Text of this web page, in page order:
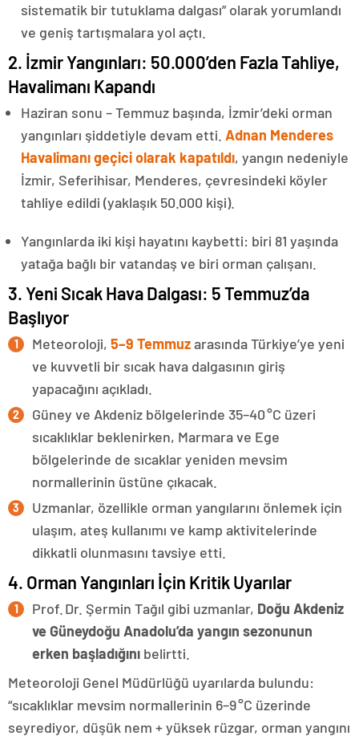
sistematik bir tutuklama dalgası” olarak yorumlandı
ve geniş tartışmalara yol açtı.
2. İzmir Yangınları: 50.000’den Fazla Tahliye,
Havalimanı Kapandı
Haziran sonu – Temmuz başında, İzmir’deki orman
yangınları şiddetiyle devam etti. Adnan Menderes
Havalimanı geçici olarak kapatıldı, yangın nedeniyle
İzmir, Seferihisar, Menderes, çevresindeki köyler
tahliye edildi (yaklaşık 50.000 kişi).
Yangınlarda iki kişi hayatını kaybetti: biri 81 yaşında
yatağa bağlı bir vatandaş ve biri orman çalışanı.
3. Yeni Sıcak Hava Dalgası: 5 Temmuz’da
Başlıyor
Meteoroloji, 5–9 Temmuzarasında Türkiye’ye yeni
ve kuvvetli bir sıcak hava dalgasının giriş
yapacağını açıkladı.
Güney ve Akdeniz bölgelerinde 35–40 °C üzeri
sıcaklıklar beklenirken, Marmara ve Ege
bölgelerinde de sıcaklar yeniden mevsim
normallerinin üstüne çıkacak.
Uzmanlar, özellikle orman yangılarını önlemek için
ulaşım, ateş kullanımı ve kamp aktivitelerinde
dikkatli olunmasını tavsiye etti.
4. Orman Yangınları İçin Kritik Uyarılar
Prof. Dr. Şermin Tağıl gibi uzmanlar, Doğu Akdeniz
ve Güneydoğu Anadolu’da yangın sezonunun
erken başladığını belirtti
Meteoroloji Genel Müdürlüğü uyarılarda bulundu:
“sıcaklıklar mevsim normallerinin 6–9 °C üzerinde
seyrediyor, düşük nem + yüksek rüzgar, orman yangını